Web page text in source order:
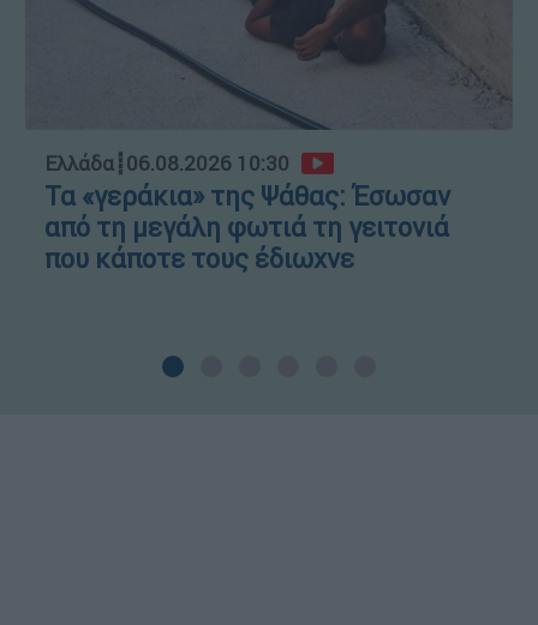
Ελλάδα┋06.08.2026 10:30
Τα «γεράκια» της Ψάθας: Έσωσαν
από τη μεγάλη φωτιά τη γειτονιά
που κάποτε τους έδιωχνε